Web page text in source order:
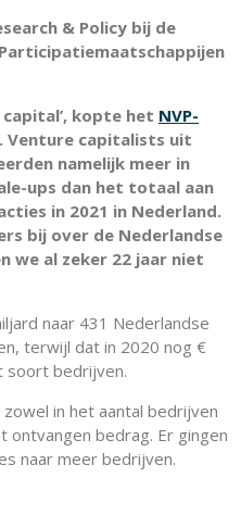
& Policy bij de
kopte het NVP-
. Venture capitalists uit
namelijk meer in
ups dan het totaal aan
in 2021 in Nederland.
bij over de Nederlandse
we al zeker 22 jaar niet
naar 431 Nederlandse
terwijl dat in 2020 nog €
soort bedrijven.
in het aantal bedrijven
ontvangen bedrag. Er gingen
naar meer bedrijven.